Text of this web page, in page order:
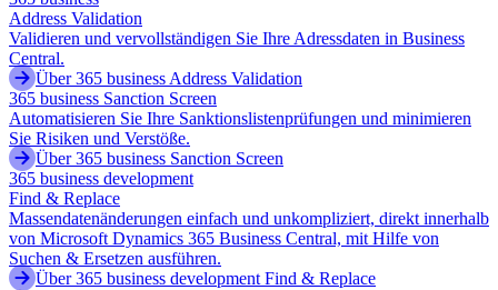
Address Validation
Validieren und vervollständigen Sie Ihre Adressdaten in Business
Central.
Über 365 business Address Validation
365 business Sanction Screen
Automatisieren Sie Ihre Sanktionslistenprüfungen und minimieren
Sie Risiken und Verstöße.
Über 365 business Sanction Screen
365 business development
Find & Replace
Massendatenänderungen einfach und unkompliziert, direkt innerhalb
von Microsoft Dynamics 365 Business Central, mit Hilfe von
Suchen & Ersetzen ausführen.
Über 365 business development Find & Replace